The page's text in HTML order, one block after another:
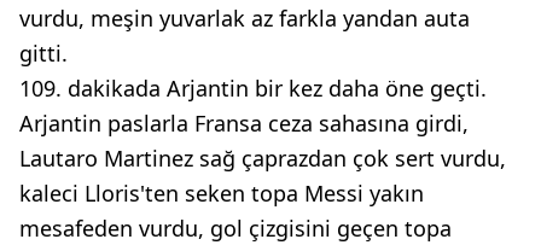
vurdu, meşin yuvarlak az farkla yandan auta
gitti.
109. dakikada Arjantin bir kez daha öne geçti.
Arjantin paslarla Fransa ceza sahasına girdi,
Lautaro Martinez sağ çaprazdan çok sert vurdu,
kaleci Lloris'ten seken topa Messi yakın
mesafeden vurdu, gol çizgisini geçen topa